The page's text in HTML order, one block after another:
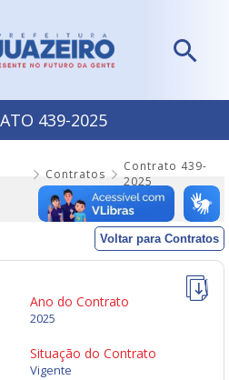
439-2025
Contratos
Contrato 439-
2025
Voltar para Contratos
Ano do Contrato
2025
Situação do Contrato
Vigente